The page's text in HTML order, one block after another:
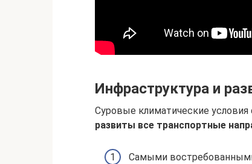
Инфраструктура и
Суровые климатические
развиты все транспортные
Самыми